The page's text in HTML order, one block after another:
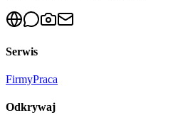
Serwis
FirmyPraca
Odkrywaj